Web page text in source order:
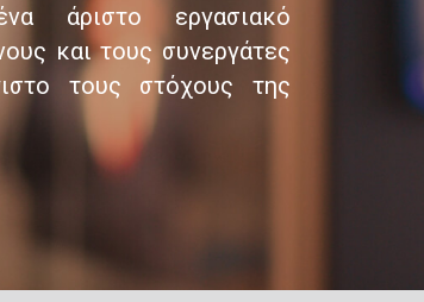
άριστο εργασιακό
και τους συνεργάτες
τους στόχους της